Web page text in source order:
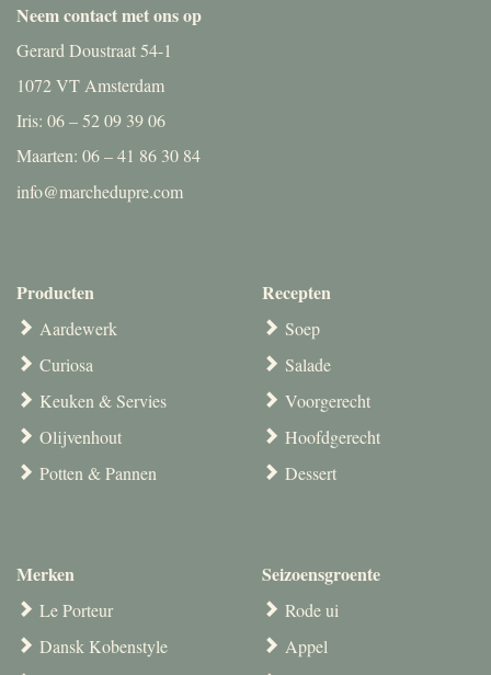
Neem contact met ons op
Gerard Doustraat 54-1
1072 VT Amsterdam
Iris: 06 – 52 09 39 06
Maarten: 06 – 41 86 30 84
info@marchedupre.com
Producten
Aardewerk
Curiosa
Keuken & Servies
Olijvenhout
Potten & Pannen
Merken
Le Porteur
Dansk Kobenstyle
Recepten
Soep
Salade
Voorgerecht
Hoofdgerecht
Dessert
Seizoensgroente
Rode ui
Appel